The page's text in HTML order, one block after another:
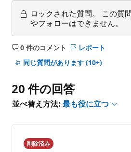
ロックされた質問。
この質
やフォローはできません。
0 件のコメント
コ
メ
は
あ
ま
ん
レポート
同じ質問があります (10+)
20 件の回答
並べ替え方法: 最も役に立つ
削除済み